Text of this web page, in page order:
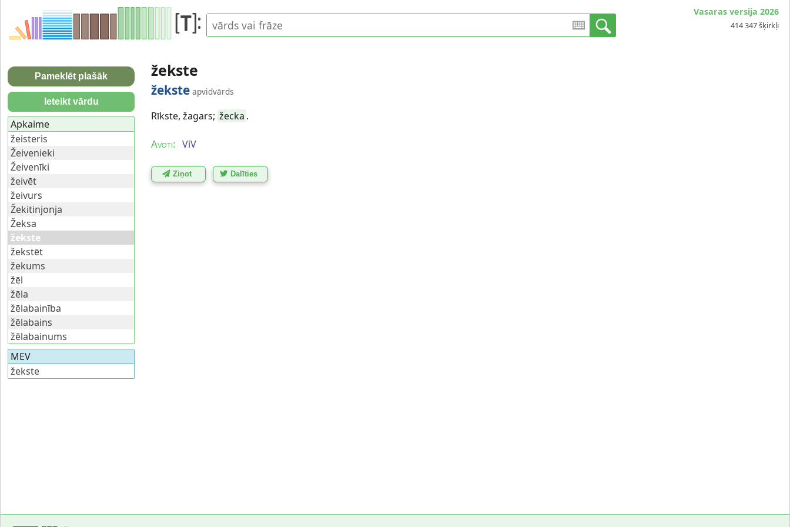
Vasaras versija 2026
414 347 šķirkļi
žekste
žekste apvidvārds
Rīkste, žagars; žecka .
Avoti: ViV
Ziņot Dalīties
Pameklēt plašāk
Ieteikt vārdu
Apkaime
žeisteris
Žeivenieki
Žeivenīki
žeivēt
žeivurs
Žekitinjonja
Žeksa
žekste
žekstēt
žekums
žēl
žēla
žēlabainība
žēlabains
žēlabainums
MEV
žekste